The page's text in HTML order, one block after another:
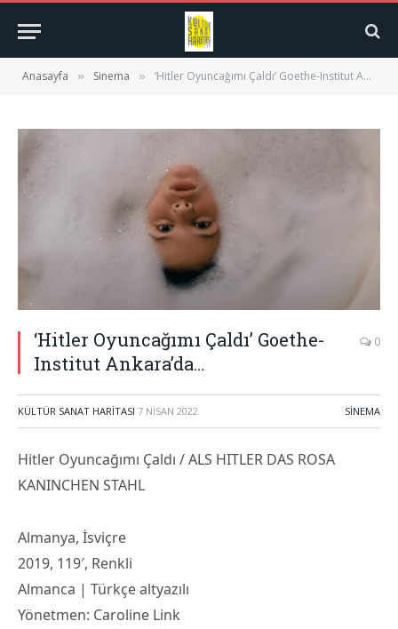
Anasayfa » Sinema » ‘Hitler Oyuncağımı Çaldı’ Goethe-Institut Ankara’da…
‘Hitler Oyuncağımı Çaldı’ Goethe-
Institut Ankara’da…
0
KÜLTÜR SANAT HARITASI 7 NISAN 2022 SINEMA
Hitler Oyuncağımı Çaldı / ALS HITLER DAS ROSA
KANINCHEN STAHL
Almanya, İsviçre
2019, 119′, Renkli
Almanca | Türkçe altyazılı
Yönetmen: Caroline Link